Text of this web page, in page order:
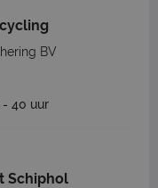
BV
- 40 uur
Schiphol